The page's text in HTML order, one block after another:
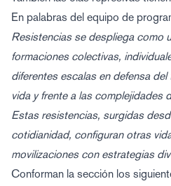
En palabras del equipo de
Resistencias se despliega como
formaciones colectivas,
diferentes escalas en defensa
vida y frente a las complejidades
Estas resistencias, surgidas
cotidianidad, configuran otras
movilizaciones con estrategias
Conforman la sección los